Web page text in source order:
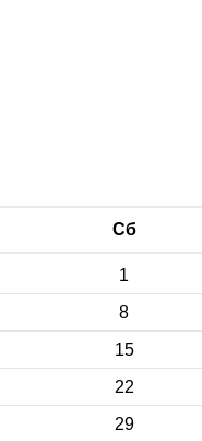
Сб
1
8
15
22
29